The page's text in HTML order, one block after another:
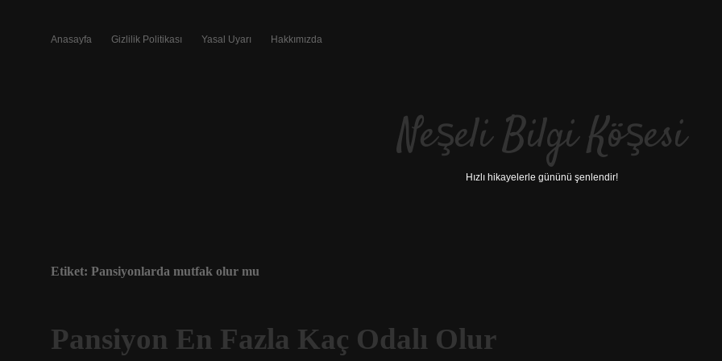
Anasayfa Gizlilik Politikası Yasal Uyarı Hakkımızda
Neşeli Bilgi Köşesi
Hızlı hikayelerle gününü şenlendir!
Etiket: Pansiyonlarda mutfak olur mu
Pansiyon En Fazla Kaç Odalı Olur